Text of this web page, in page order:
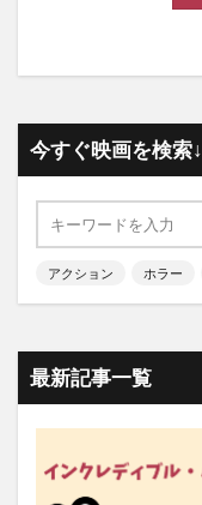
今すぐ映画を検索↓
アクション ホラー
最新記事一覧